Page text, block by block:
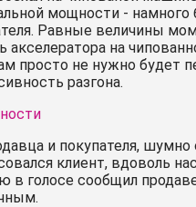
мощности -
Равные величины
на
просто не нужно
разгона.
и покупателя,
клиент, вдоволь
в голосе сообщил